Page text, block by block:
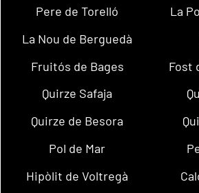
Pere de Torelló
La
La Nou de Berguedà
Fruitós de Bages
Fost
Quirze Safaja
Quirze de Besora
Pol de Mar
Hipòlit de Voltregà